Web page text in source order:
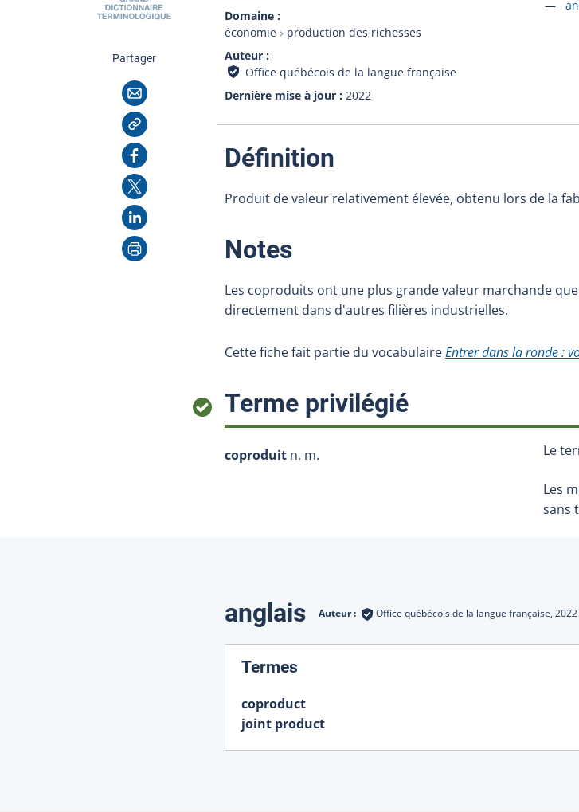
Domaine
économie
production des richesses
Auteur
Office québécois de la langue française
Dernière mise à jour
2022
Partagercette page
Courriel
Copier l'adresse
Facebook
X
LinkedIn
Imprimer
Définition
Produit de valeur relativement élevée, obtenu lors de la
Notes:
Les coproduits ont une plus grande valeur marchande
directement dans d'autres filières industrielles.
Cette fiche fait partie du vocabulaireEntrer dans la ronde :
Terme privilégié:
coproduit n. m. Le
Les
sans
Traductions
anglais Auteur : Office québécois de la langue française, 2022
Termes
coproduct
joint product